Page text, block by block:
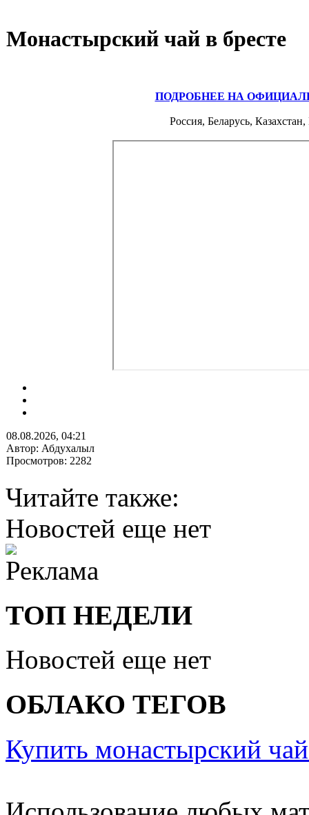
Монастырский чай в бресте
ПОДРОБНЕЕ НА
Россия, Беларусь,
08.08.2026, 04:21
Автор: Абдухалыл
Просмотров: 2282
Читайте также:
Новостей еще нет
ТОП НЕДЕЛИ
Новостей еще нет
ОБЛАКО ТЕГОВ
Купить монастырский